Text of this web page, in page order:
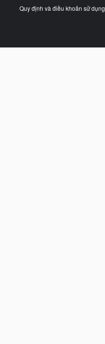
Quy định và điều khoản sử dụng